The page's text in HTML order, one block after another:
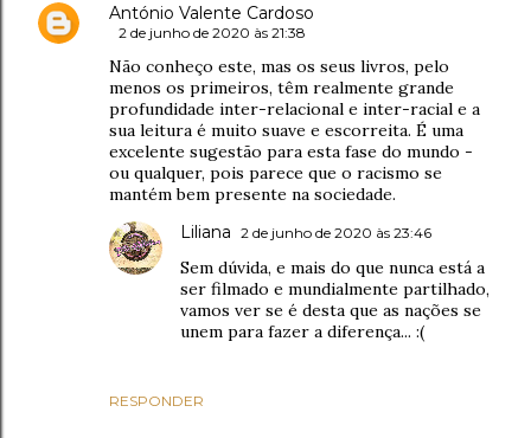
António Valente Cardoso
2 de junho de 2020 às 21:38
Não conheço este, mas os seus livros, pelo
menos os primeiros, têm realmente grande
profundidade inter-relacional e inter-racial e a
sua leitura é muito suave e escorreita. É uma
excelente sugestão para esta fase do mundo -
ou qualquer, pois parece que o racismo se
mantém bem presente na sociedade.
RESPONDER
Liliana 2 de junho de 2020 às 23:46
Sem dúvida, e mais do que nunca está a
ser filmado e mundialmente partilhado,
vamos ver se é desta que as nações se
unem para fazer a diferença... :(